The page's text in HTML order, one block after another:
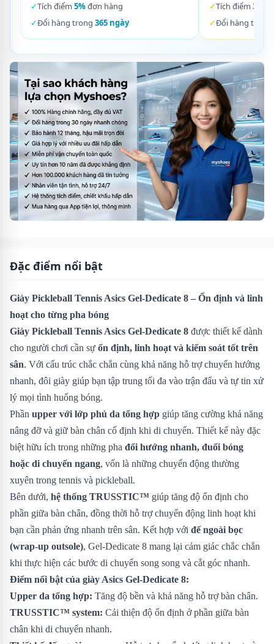
✓Tích điểm 5%đơn hàng
✓Đổi hàng trong 365 ngày
✓Tích điểm 3%
✓Đổi hàng trong
Đặc điểm nổi bật
Giày Pickleball Tennis Asics Gel-Dedicate 8 – Ổn định và linh
hoạt cho từng pha bóng
Giày Pickleball Tennis Asics Gel-Dedicate 8 được thiết kế dành
cho người chơi cần sự ổn định, linh hoạt và kiểm soát tốt trên
sân. Với cấu trúc chắc chắn cùng khả năng hỗ trợ chuyển hướng
nhanh, đôi giày giúp bạn tập trung tối đa vào trận đấu và tự tin xử
lý mọi tình huống bóng.
Phần upper với lớp phủ da tổng hợp giúp tăng cường khả năng
nâng đỡ và giữ bàn chân cố định khi di chuyển. Thiết kế này đặc
biệt hữu ích trong những pha đổi hướng nhanh, đuổi bóng
hoặc di chuyển ngang, vốn là những chuyển động thường
xuyên trong tennis và pickleball.
Bên dưới, hệ thống TRUSSTIC™ giúp tăng độ ổn định cho
phần giữa bàn chân, đồng thời hỗ trợ chuyển động linh hoạt khi
bạn cần phản ứng nhanh trên sân. Kết hợp với đế ngoài bọc
(wrap-up outsole), Gel-Dedicate 8 mang lại cảm giác chắc chắn
khi thực hiện các bước di chuyển song song và cắt góc nhanh.
Điểm nổi bật của giày Asics Gel-Dedicate 8:
Upper da tổng hợp: Tăng độ bền và khả năng hỗ trợ bàn chân.
TRUSSTIC™ system: Cải thiện độ ổn định ở phần giữa bàn
chân khi di chuyển nhanh.